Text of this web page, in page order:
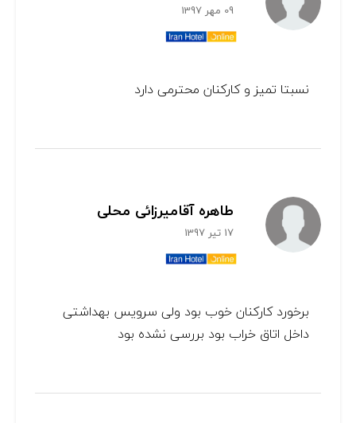
09 مهر 1397
نسبتا تمیز و کارکنان محترمی دارد
طاهره آقامیرزائی محلی
17 تیر 1397
برخورد کارکنان خوب بود ولی سرویس بهداشتی
داخل اتاق خراب بود بررسی نشده بود